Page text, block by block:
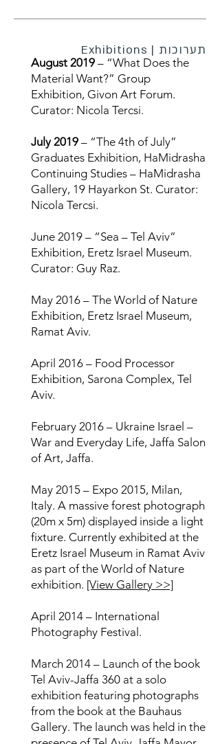
תערוכות | Exhibitions
August 2019 – “What Does the
Material Want?” Group
Exhibition, Givon Art Forum.
Curator: Nicola Tercsi.
July 2019 – “The 4th of July”
Graduates Exhibition, HaMidrasha
Continuing Studies – HaMidrasha
Gallery, 19 Hayarkon St. Curator:
Nicola Tercsi.
June 2019 – “Sea – Tel Aviv”
Exhibition, Eretz Israel Museum.
Curator: Guy Raz.
May 2016 – The World of Nature
Exhibition, Eretz Israel Museum,
Ramat Aviv.
April 2016 – Food Processor
Exhibition, Sarona Complex, Tel
Aviv.
February 2016 – Ukraine Israel –
War and Everyday Life, Jaffa Salon
of Art, Jaffa.
May 2015 – Expo 2015, Milan,
Italy. A massive forest photograph
(20m x 5m) displayed inside a light
fixture. Currently exhibited at the
Eretz Israel Museum in Ramat Aviv
as part of the World of Nature
exhibition. [View Gallery >>]
April 2014 – International
Photography Festival.
March 2014 – Launch of the book
Tel Aviv-Jaffa 360 at a solo
exhibition featuring photographs
from the book at the Bauhaus
Gallery. The launch was held in the